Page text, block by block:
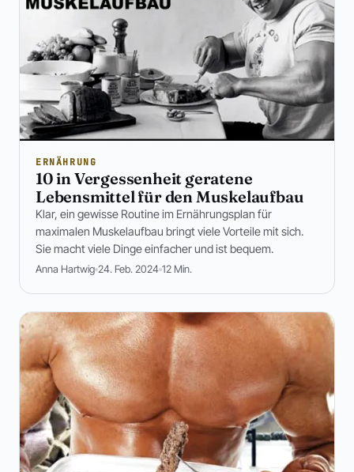
ERNÄHRUNG
10 in Vergessenheit geratene
Lebensmittel für den Muskelaufbau
Klar, ein gewisse Routine im Ernährungsplan für
maximalen Muskelaufbau bringt viele Vorteile mit sich.
Sie macht viele Dinge einfacher und ist bequem.
Anna Hartwig 24. Feb. 2024 12 Min.